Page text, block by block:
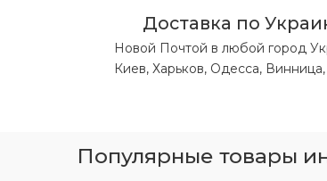
Доставка по
Новой Почтой в любой город
Киев, Харьков, Одесса,
Сумы, Тернополь, Ужгород,
Хмельницкий, Черкассы,
Популярные товары